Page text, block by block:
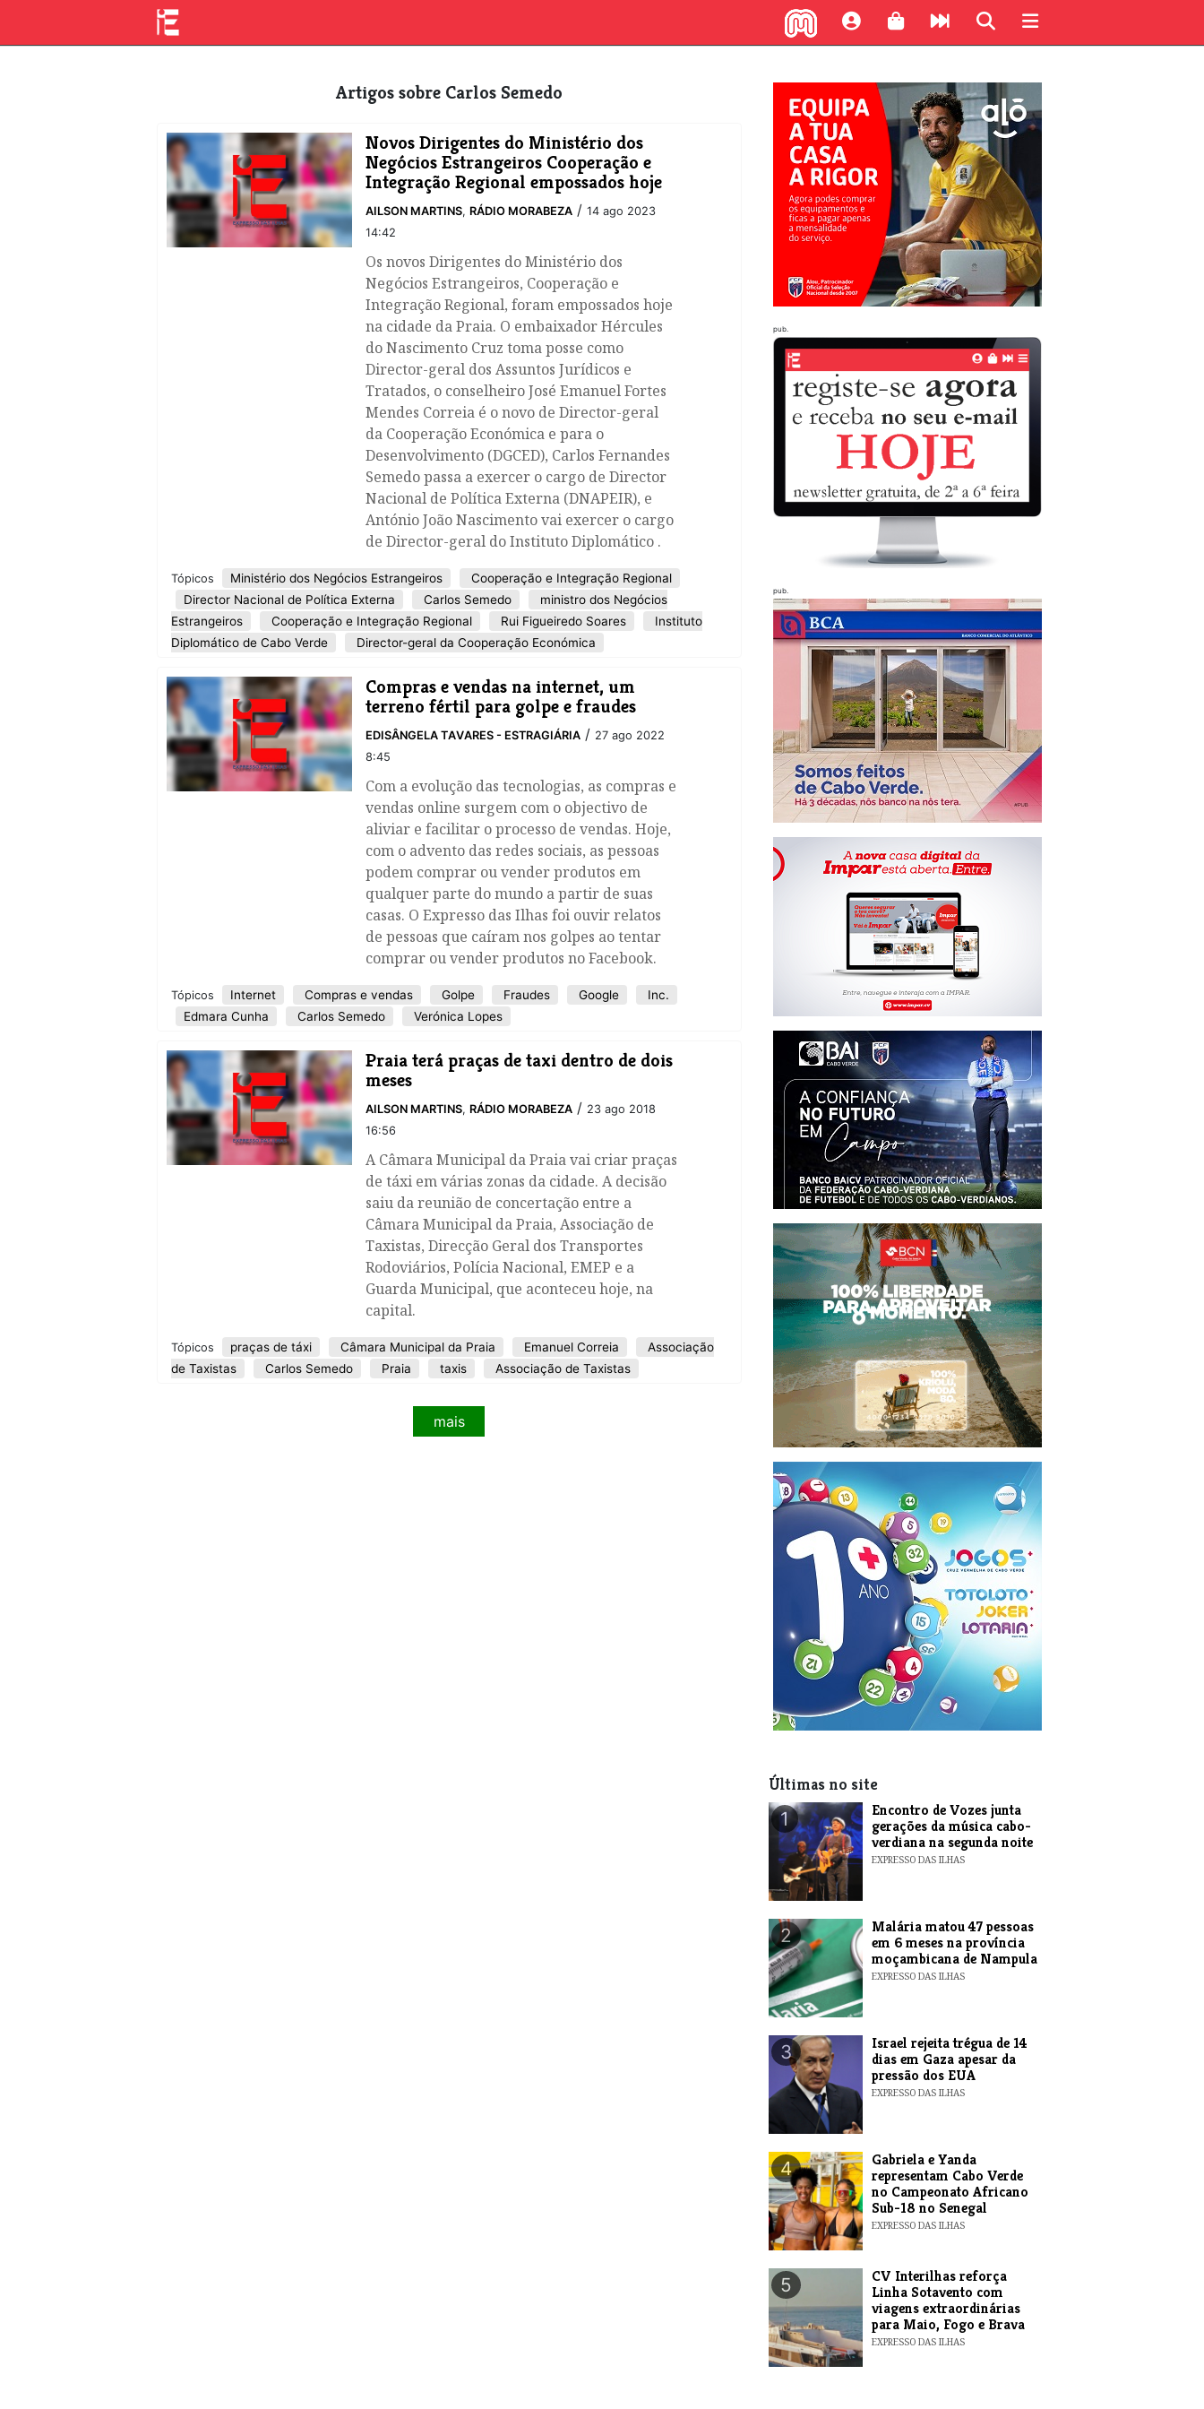
Artigos sobre Carlos Semedo
Novos Dirigentes do Ministério dos
Negócios Estrangeiros Cooperação e
Integração Regional empossados hoje
AILSON MARTINS, RÁDIO MORABEZA / 14 ago 2023
14:42
Os novos Dirigentes do Ministério dos
Negócios Estrangeiros, Cooperação e
Integração Regional, foram empossados hoje
na cidade da Praia. O embaixador Hércules
do Nascimento Cruz toma posse como
Director-geral dos Assuntos Jurídicos e
Tratados, o conselheiro José Emanuel Fortes
Mendes Correia é o novo de Director-geral
da Cooperação Económica e para o
Desenvolvimento (DGCED), Carlos Fernandes
Semedo passa a exercer o cargo de Director
Nacional de Política Externa (DNAPEIR), e
António João Nascimento vai exercer o cargo
de Director-geral do Instituto Diplomático .
Tópicos Ministério dos Negócios Estrangeiros
Cooperação e Integração Regional
Director Nacional de Política Externa
Carlos Semedo
ministro dos Negócios
Estrangeiros
Cooperação e Integração Regional Rui Figueiredo Soares
Instituto
Diplomático de Cabo Verde
Director-geral da Cooperação Económica
Compras e vendas na internet, um
terreno fértil para golpe e fraudes
EDISÂNGELA TAVARES - ESTRAGIÁRIA / 27 ago 2022
8:45
Com a evolução das tecnologias, as compras e
vendas online surgem com o objectivo de
aliviar e facilitar o processo de vendas. Hoje,
com o advento das redes sociais, as pessoas
podem comprar ou vender produtos em
qualquer parte do mundo a partir de suas
casas. O Expresso das Ilhas foi ouvir relatos
de pessoas que caíram nos golpes ao tentar
comprar ou vender produtos no Facebook.
Tópicos Internet Compras e vendas Golpe Fraudes Google
Inc.
Edmara Cunha
Carlos Semedo Verónica Lopes
Praia terá praças de taxi dentro de dois
meses
AILSON MARTINS, RÁDIO MORABEZA / 23 ago 2018
16:56
​A Câmara Municipal da Praia vai criar praças
de táxi em várias zonas da cidade. A decisão
saiu da reunião de concertação entre a
Câmara Municipal da Praia, Associação de
Taxistas, Direcção Geral dos Transportes
Rodoviários, Polícia Nacional, EMEP e a
Guarda Municipal, que aconteceu hoje, na
capital.
Tópicos praças de táxi Câmara Municipal da Praia Emanuel Correia
Associação
de Taxistas
Carlos Semedo Praia taxis Associação de Taxistas
mais
pub.
pub.
Últimas no site
1
Encontro de Vozes junta
gerações da música cabo-
verdiana na segunda noite
EXPRESSO DAS ILHAS
2
​Malária matou 47 pessoas
em 6 meses na província
moçambicana de Nampula
EXPRESSO DAS ILHAS
3
​Israel rejeita trégua de 14
dias em Gaza apesar da
pressão dos EUA
EXPRESSO DAS ILHAS
4
Gabriela e Yanda
representam Cabo Verde
no Campeonato Africano
Sub-18 no Senegal
EXPRESSO DAS ILHAS
5
​CV Interilhas reforça
Linha Sotavento com
viagens extraordinárias
para Maio, Fogo e Brava
EXPRESSO DAS ILHAS